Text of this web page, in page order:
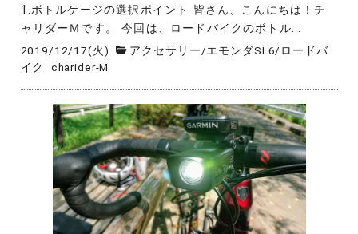
1.ボトルケージの選択ポイント 皆さん、こんにちは！チ
ャリダーＭです。 今回は、ロードバイクのボトル...
2019/12/17(火) アクセサリー/エモンダSL6/ ロードバ
イク
charider-M